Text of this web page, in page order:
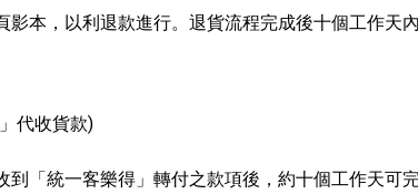
影本，以利退款進行。退貨流程完成後十個工作天內
代收貨款)
到「統一客樂得」轉付之款項後，約十個工作天可